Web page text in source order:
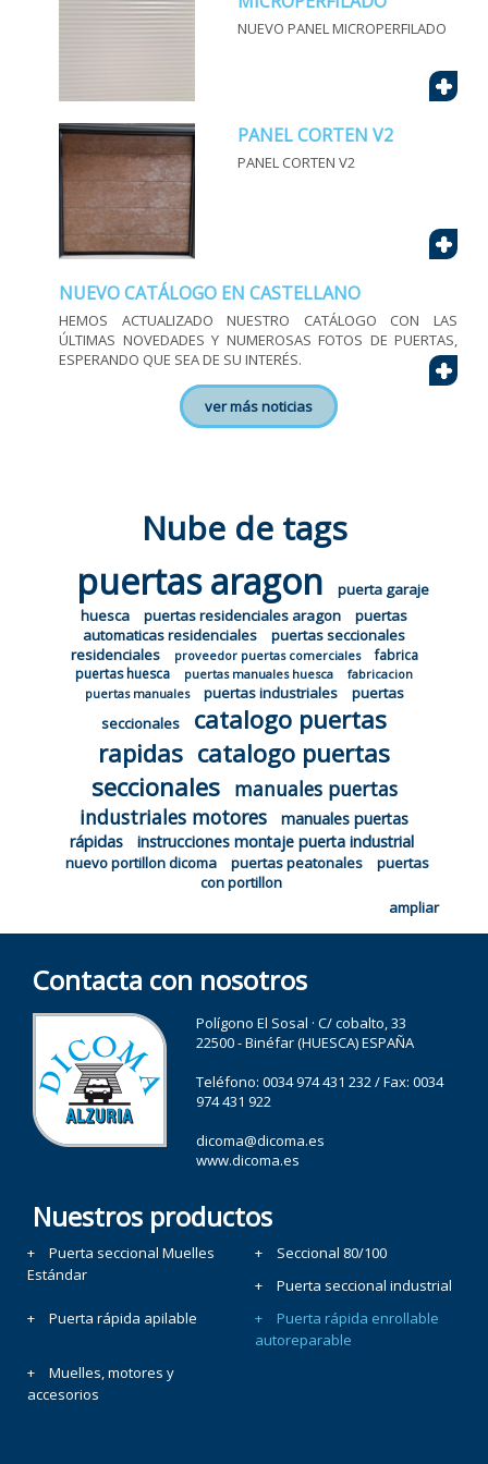
NUEVO PANEL MICROPERFILADO
+
PANEL CORTEN V2
PANEL CORTEN V2
+
NUEVO CATÁLOGO EN CASTELLANO
HEMOS ACTUALIZADO NUESTRO CATÁLOGO CON LAS
ÚLTIMAS NOVEDADES Y NUMEROSAS FOTOS DE PUERTAS,
ESPERANDO QUE SEA DE SU INTERÉS.
+
ver más noticias
Nube de tags
puertas aragon
puerta garaje
huesca
puertas residenciales aragon
puertas
automaticas residenciales
puertas seccionales
residenciales
proveedor puertas comerciales
fabrica
puertas huesca
puertas manuales huesca
fabricacion
puertas manuales
puertas industriales
puertas
seccionales
catalogo puertas
rapidas catalogo puertas
seccionales
manuales puertas
industriales motores
manuales puertas
rápidas
instrucciones montaje puerta industrial
nuevo portillon dicoma puertas peatonales
puertas
con portillon
ampliar
Contacta con nosotros
Polígono El Sosal · C/ cobalto, 33
22500 - Binéfar (HUESCA) ESPAÑA
Teléfono: 0034 974 431 232/ Fax: 0034
974 431 922
dicoma@dicoma.es
www.dicoma.es
Nuestros productos
Puerta seccional Muelles
Estándar
Seccional 80/100
Puerta seccional industrial
Puerta rápida apilable
Puerta rápida enrollable
autoreparable
Muelles, motores y
accesorios